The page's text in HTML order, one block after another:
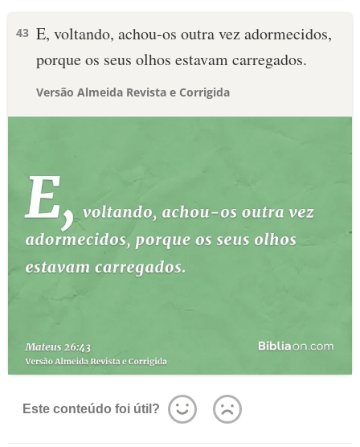
43 E, voltando, achou-os outra vez adormecidos,
porque os seus olhos estavam carregados.
Versão Almeida Revista e Corrigida
Este conteúdo foi útil?